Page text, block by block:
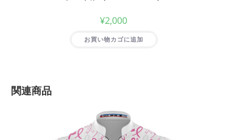
¥2,000
お買い物カゴに追加
関連商品